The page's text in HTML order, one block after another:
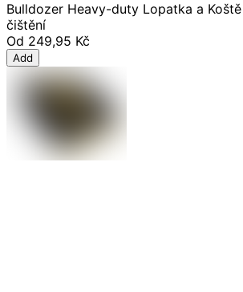
Bulldozer Heavy-duty Lopatka a
čištění
Od 249,95 Kč
Add